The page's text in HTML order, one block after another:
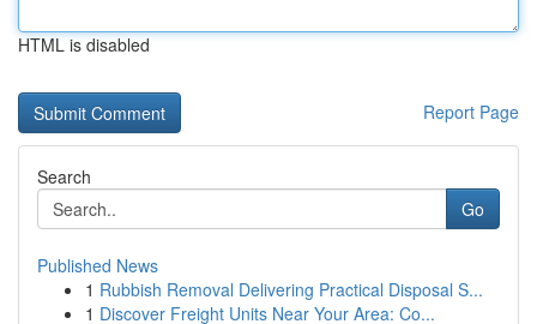
HTML is disabled
Report Page
Search
Go
Published News
1 Rubbish Removal Delivering Practical Disposal S...
1 Discover Freight Units Near Your Area: Co...